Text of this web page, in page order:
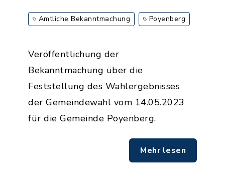
Amtliche Bekanntmachung Poyenberg
Veröffentlichung der
Bekanntmachung über die
Feststellung des Wahlergebnisses
der Gemeindewahl vom 14.05.2023
für die Gemeinde Poyenberg.
Mehr lesen